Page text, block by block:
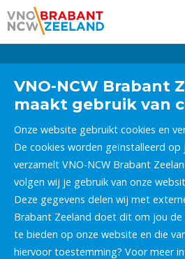
VNO-NCW Brabant
maakt gebruik van
Onze website gebruikt cookies en
De cookies worden geïnstalleerd
verzamelt VNO-NCW Brabant
volgen wij je gebruik van onze
Deze gegevens delen wij met
Brabant Zeeland doet dit om jou
te bieden op onze website en die
hiervoor toestemming? Voor meer